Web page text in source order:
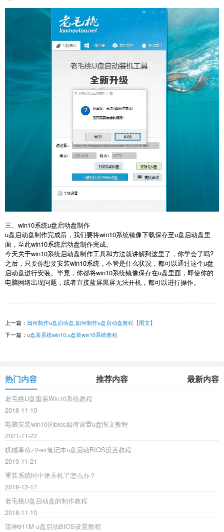
三、 win10系统u盘启动盘制作
u盘启动盘制作完成后，我们要将win10系统镜像下载保存至u盘启动盘里
面，至此win10系统启动盘制作完成。
今天关于win10系统启动盘制作工具和方法就讲解到这里了，你学会了吗?
之后，只要你想要安装win10系统，不管是什么状况，都可以通过这个u盘
启动盘进行安装。毕竟，你都将win10系统镜像保存在u盘里面，即使你的
电脑网络出现问题，或者直接蓝屏黑屏无法开机，都可以进行操作。
上一篇： 如何制作u盘启动盘,如何制作u盘启动盘教程【图文】
下一篇： u盘装系统win10,u盘装win10系统教程
热门内容 推荐内容 最新内容
老毛桃U盘重装Win10系统教程
2018-11-10
电脑安装win10的bios如何设置u盘图文教程
2021-11-22
机械革命z2-air笔记本u盘启动BIOS设置教程
2019-11-21
重装系统时中途关机了怎么办？
2018-12-17
老毛桃U盘启动盘的制作教程
2018-11-10
雷神911M u盘启动BIOS设置教程